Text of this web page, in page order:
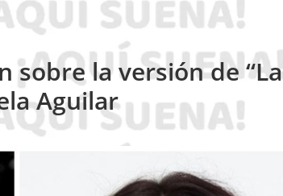
sobre la versión de “La
Aguilar